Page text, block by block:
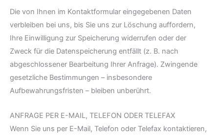
Die von Ihnen im Kontaktformular eingegebenen Daten
verbleiben bei uns, bis Sie uns zur Löschung auffordern,
Ihre Einwilligung zur Speicherung widerrufen oder der
Zweck für die Datenspeicherung entfällt (z. B. nach
abgeschlossener Bearbeitung Ihrer Anfrage). Zwingende
gesetzliche Bestimmungen – insbesondere
Aufbewahrungsfristen – bleiben unberührt.
ANFRAGE PER E-MAIL, TELEFON ODER TELEFAX
Wenn Sie uns per E-Mail, Telefon oder Telefax kontaktieren,